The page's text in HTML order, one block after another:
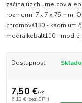
začínajúcich umelcov
rozmermi 7 x 7 x 75 mm.
chromová130 - kadmium
modrá kobalt110 - modrá
Dostupnosť
7,50 €/ks
6,10 € bez DPH